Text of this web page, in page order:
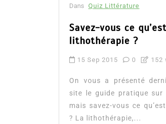
Dans Quiz Littérature
Savez-vous ce
lithothérapie ?
15 Sep 2015 0 152
On vous a présenté
site le guide pratique sur
mais savez-vous ce
? La lithothérapie,...